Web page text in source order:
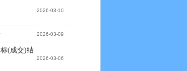
2026-03-10
2026-03-09
(成交)结
2026-03-06